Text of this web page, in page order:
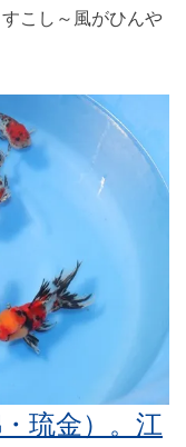
こし～風がひんや
琉金）。江